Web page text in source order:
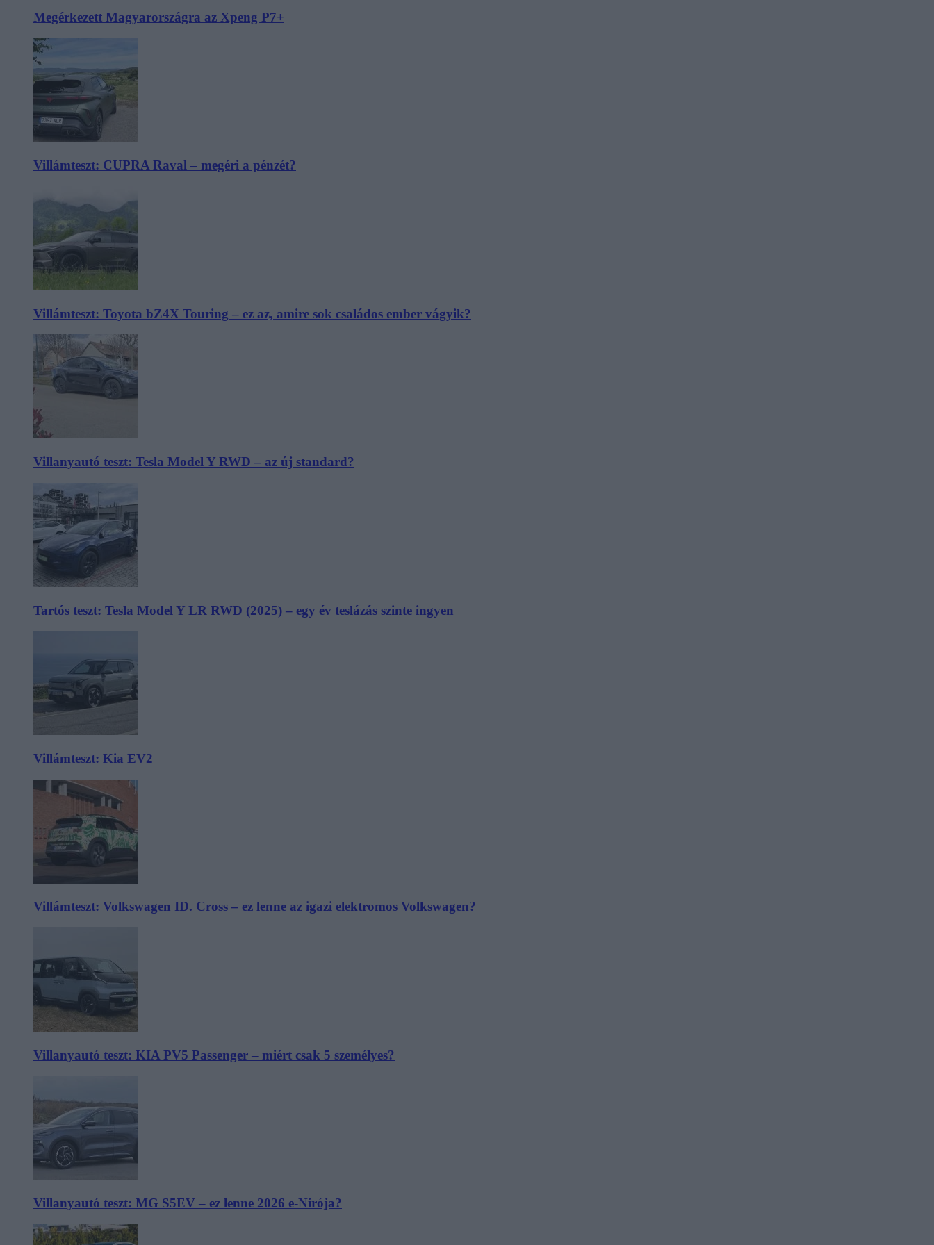
Megérkezett Magyarországra az Xpeng P7+
Villámteszt: CUPRA Raval – megéri a pénzét?
Villámteszt: Toyota bZ4X Touring – ez az, amire sok családos ember vágyik?
Villanyautó teszt: Tesla Model Y RWD – az új standard?
Tartós teszt: Tesla Model Y LR RWD (2025) – egy év teslázás szinte ingyen
Villámteszt: Kia EV2
Villámteszt: Volkswagen ID. Cross – ez lenne az igazi elektromos Volkswagen?
Villanyautó teszt: KIA PV5 Passenger – miért csak 5 személyes?
Villanyautó teszt: MG S5EV – ez lenne 2026 e-Nirója?